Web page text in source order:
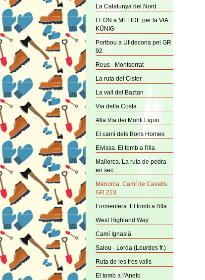
La Catalunya del Nord
LEON a MELIDE per la VIA
KÜNIG
Portbou a Ulldecona pel GR
92
Reus - Montserrat
La ruta del Cister
La vall del Baztan
Via della Costa
Alta Via dei Monti Liguri
El camí dels Bons Homes
Eivissa. El tomb a l'illa
Mallorca. La ruta de pedra
en sec
Menorca. Camí de Cavalls.
GR 223
Formentera. El tomb a l'illa
West Highland Way
Camí Ignasià
Salou - Lorda (Lourdes fr.)
Ruta de les tres valls
El tomb a l'Aneto